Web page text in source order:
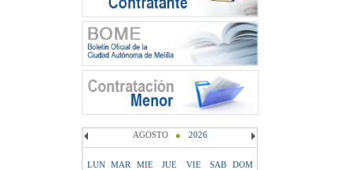
AGOSTO 2026
LUN MAR MIE JUE VIE SAB DOM